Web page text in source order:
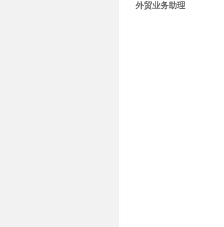
外贸业务助理